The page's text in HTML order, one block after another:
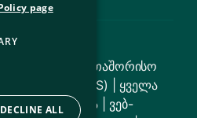
2026 – საერთაშორისო
სამსახური (IPAS) | ყველა
|საიტის რუკა| ვებ-
page
DECLINE ALL